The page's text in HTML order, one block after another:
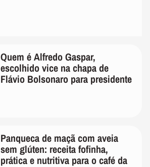
Quem é Alfredo Gaspar,
escolhido vice na chapa de
Flávio Bolsonaro para presidente
Panqueca de maçã com aveia
sem glúten: receita fofinha,
prática e nutritiva para o café da